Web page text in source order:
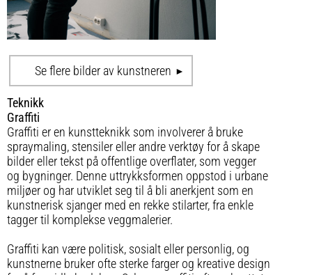
Se flere bilder av kunstneren
Teknikk
Graffiti
Graffiti er en kunstteknikk som involverer å bruke
spraymaling, stensiler eller andre verktøy for å skape
bilder eller tekst på offentlige overflater, som vegger
og bygninger. Denne uttrykksformen oppstod i urbane
miljøer og har utviklet seg til å bli anerkjent som en
kunstnerisk sjanger med en rekke stilarter, fra enkle
tagger til komplekse veggmalerier.
Graffiti kan være politisk, sosialt eller personlig, og
kunstnerne bruker ofte sterke farger og kreative design